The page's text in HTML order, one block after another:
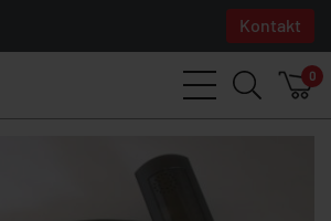
Kontakt
0